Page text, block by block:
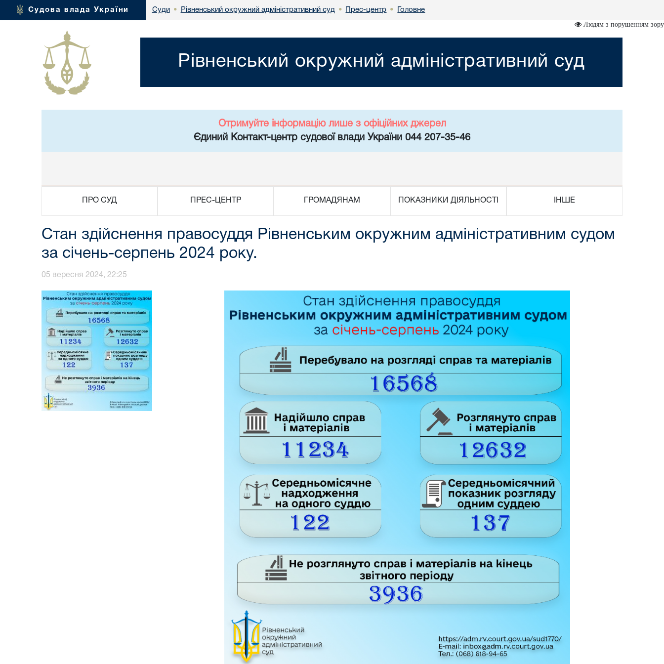
Судова влада України Суди • Рівненський окружний адміністративний суд • Прес-центр • Головне
Людям з порушенням зору
Рівненський окружний адміністративний суд
Отримуйте інформацію лише з офіційних джерел
Єдиний Контакт-центр судової влади України 044 207-35-46
ПРО СУД ПРЕС-ЦЕНТР ГРОМАДЯНАМ ПОКАЗНИКИ ДІЯЛЬНОСТІ ІНШЕ
Стан здійснення правосуддя Рівненським окружним адміністративним судом
за січень-серпень 2024 року.
05 вересня 2024, 22:25